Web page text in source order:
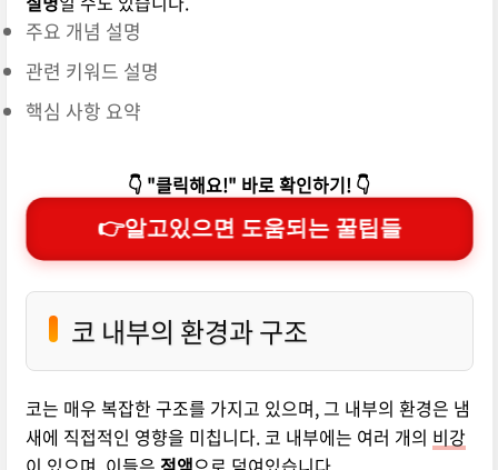
주요 개념 설명
관련 키워드 설명
핵심 사항 요약
👇 "클릭해요!" 바로 확인하기! 👇
👉알고있으면 도움되는 꿀팁들
코 내부의 환경과 구조
코는 매우 복잡한 구조를 가지고 있으며, 그 내부의 환경은 냄
새에 직접적인 영향을 미칩니다. 코 내부에는 여러 개의 비강